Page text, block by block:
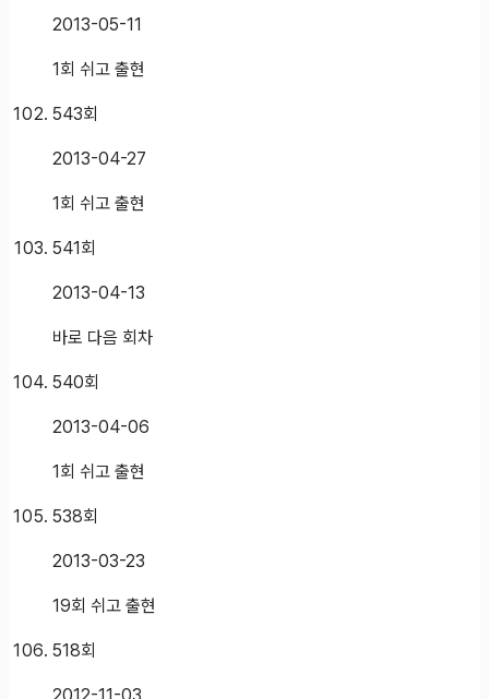
2013-05-11
1회 쉬고 출현
543회
2013-04-27
1회 쉬고 출현
541회
2013-04-13
바로 다음 회차
540회
2013-04-06
1회 쉬고 출현
538회
2013-03-23
19회 쉬고 출현
518회
2012-11-03